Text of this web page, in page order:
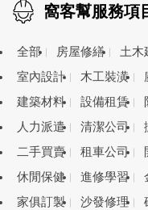
窩客幫服務項
全部 房屋修繕 土木
室內設計
木工裝潢
建築材料
設備租賃
人力派遣
清潔公司
二手買賣
租車公司
休閒保健
進修學習
家俱訂製
沙發修理